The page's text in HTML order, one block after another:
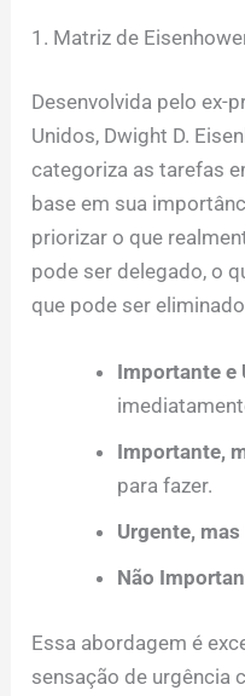
1. Matriz de
Desenvolvida pelo ex-
Unidos, Dwight D.
categoriza as tarefas
base em sua
priorizar o que
pode ser delegado, o
que pode ser
Importante e
Importante,
para fazer.
Urgente,
Não
Essa abordagem é
sensação de urgência